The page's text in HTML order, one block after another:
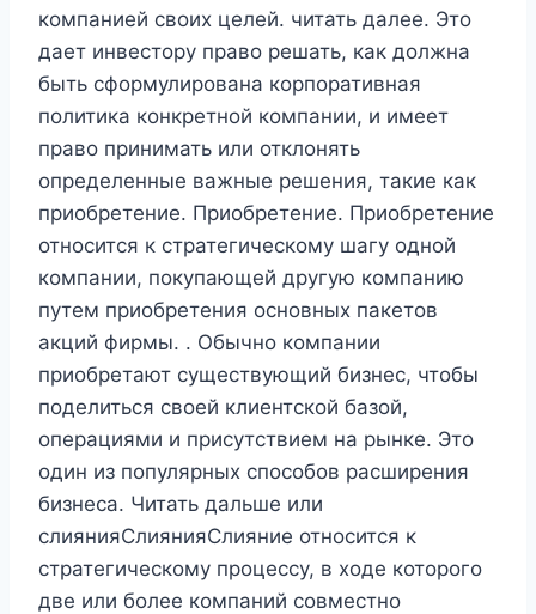
компанией своих целей. читать далее. Это
дает инвестору право решать, как должна
быть сформулирована корпоративная
политика конкретной компании, и имеет
право принимать или отклонять
определенные важные решения, такие как
приобретение. Приобретение. Приобретение
относится к стратегическому шагу одной
компании, покупающей другую компанию
путем приобретения основных пакетов
акций фирмы. . Обычно компании
приобретают существующий бизнес, чтобы
поделиться своей клиентской базой,
операциями и присутствием на рынке. Это
один из популярных способов расширения
бизнеса. Читать дальше или
слиянияСлиянияСлияние относится к
стратегическому процессу, в ходе которого
две или более компаний совместно